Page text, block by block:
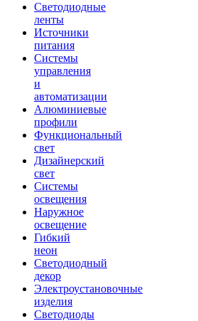
Светодиодные
ленты
Источники
питания
Системы
управления
и
автоматизации
Алюминиевые
профили
Функциональный
свет
Дизайнерский
свет
Системы
освещения
Наружное
освещение
Гибкий
неон
Светодиодный
декор
Электроустановочные
изделия
Светодиоды